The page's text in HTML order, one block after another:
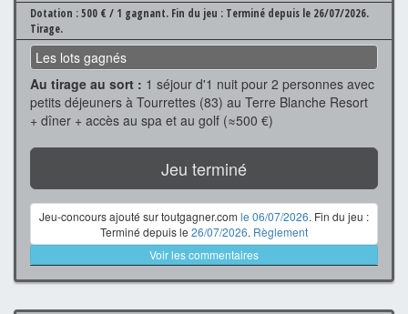
Dotation : 500 € / 1 gagnant. Fin du jeu : Terminé depuis le 26/07/2026.
Tirage.
Les lots gagnés
Au tirage au sort : 1 séjour d'1 nuit pour 2 personnes avec
petits déjeuners à Tourrettes (83) au Terre Blanche Resort
+ dîner + accès au spa et au golf (≈500 €)
Jeu terminé
Jeu-concours ajouté sur toutgagner.com le 06/07/2026. Fin du jeu :
Terminé depuis le 26/07/2026. Règlement
Voir les commentaires